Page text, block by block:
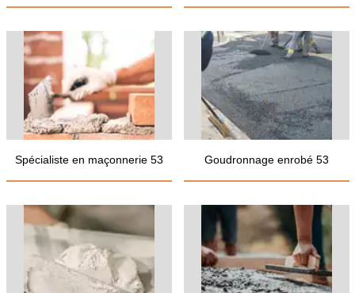
Spécialiste en maçonnerie 53 Goudronnage enrobé 53